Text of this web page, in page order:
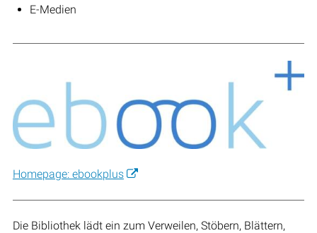
E-Medien
Homepage: ebookplus
Die Bibliothek lädt ein zum Verweilen, Stöbern, Blättern,